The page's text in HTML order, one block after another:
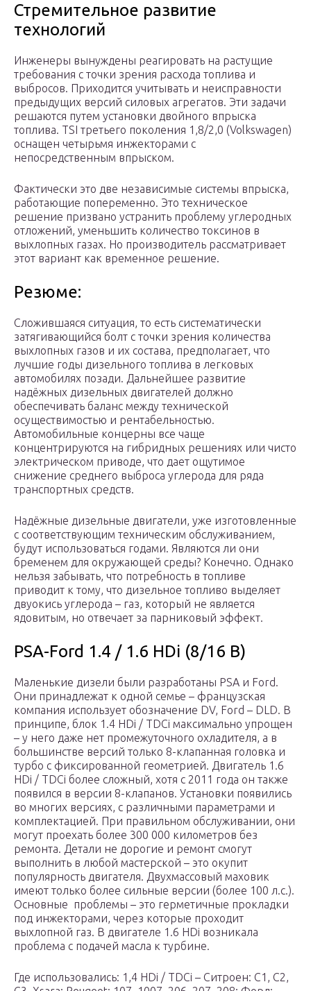
Стремительное развитие
технологий
Инженеры вынуждены реагировать на растущие
требования с точки зрения расхода топлива и
выбросов. Приходится учитывать и неисправности
предыдущих версий силовых агрегатов. Эти задачи
решаются путем установки двойного впрыска
топлива. TSI третьего поколения 1,8/2,0 (Volkswagen)
оснащен четырьмя инжекторами с
непосредственным впрыском.
Фактически это две независимые системы впрыска,
работающие попеременно. Это техническое
решение призвано устранить проблему углеродных
отложений, уменьшить количество токсинов в
выхлопных газах. Но производитель рассматривает
этот вариант как временное решение.
Резюме:
Сложившаяся ситуация, то есть систематически
затягивающийся болт с точки зрения количества
выхлопных газов и их состава, предполагает, что
лучшие годы дизельного топлива в легковых
автомобилях позади. Дальнейшее развитие
надёжных дизельных двигателей должно
обеспечивать баланс между технической
осуществимостью и рентабельностью.
Автомобильные концерны все чаще
концентрируются на гибридных решениях или чисто
электрическом приводе, что дает ощутимое
снижение среднего выброса углерода для ряда
транспортных средств.
Надёжные дизельные двигатели, уже изготовленные
с соответствующим техническим обслуживанием,
будут использоваться годами. Являются ли они
бременем для окружающей среды? Конечно. Однако
нельзя забывать, что потребность в топливе
приводит к тому, что дизельное топливо выделяет
двуокись углерода – газ, который не является
ядовитым, но отвечает за парниковый эффект.
PSA-Ford 1.4 / 1.6 HDi (8/16 В)
Маленькие дизели были разработаны PSA и Ford.
Они принадлежат к одной семье – французская
компания использует обозначение DV, Ford – DLD. В
принципе, блок 1.4 HDi / TDCi максимально упрощен
– у него даже нет промежуточного охладителя, а в
большинстве версий только 8-клапанная головка и
турбо с фиксированной геометрией. Двигатель 1.6
HDi / TDCi более сложный, хотя с 2011 года он также
появился в версии 8-клапанов. Установки появились
во многих версиях, с различными параметрами и
комплектацией. При правильном обслуживании, они
могут проехать более 300 000 километров без
ремонта. Детали не дорогие и ремонт смогут
выполнить в любой мастерской – это окупит
популярность двигателя. Двухмассовый маховик
имеют только более сильные версии (более 100 л.с.).
Основные проблемы – это герметичные прокладки
под инжекторами, через которые проходит
выхлопной газ. В двигателе 1.6 HDi возникала
проблема с подачей масла к турбине.
Где использовались: 1,4 HDi / TDCi – Ситроен: С1, С2,